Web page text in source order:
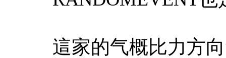
這家的气概比力方